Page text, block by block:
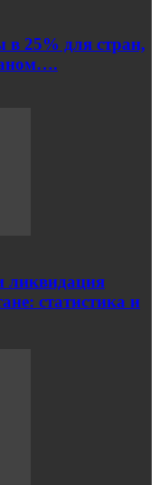
25% для стран,
ликвидация
статистика и